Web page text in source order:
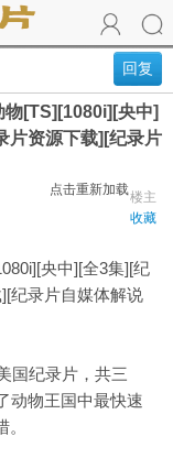
回复
物[TS][1080i][央中]
片资源下载][纪录片
点击重新加载楼主
收藏
央中][全3集][纪
纪录片自媒体解说
国纪录片，共三
动物王国中最快速